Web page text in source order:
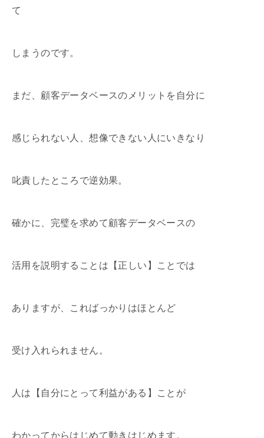
て
しまうのです。
まだ、顧客データベースのメリットを自分に
感じられない人、想像できない人にいきなり
叱責したところで逆効果。
確かに、完璧を求めて顧客データベースの
活用を説明することは【正しい】ことでは
ありますが、こればっかりはほとんど
受け入れられません。
人は【自分にとって利益がある】ことが
わかってからはじめて動きはじめます。